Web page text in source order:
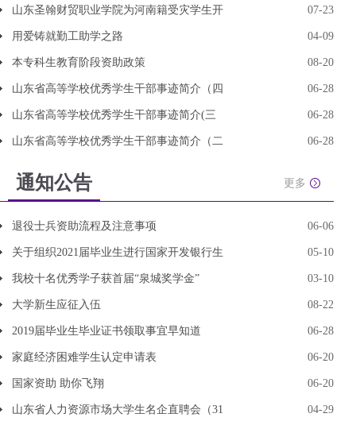
山东圣翰财贸职业学院为河南籍受灾学生开 07-23
用爱铸就勤工助学之路 04-09
本专科生教育阶段资助政策 08-20
山东省高等学校优秀学生干部事迹简介（四 06-28
山东省高等学校优秀学生干部事迹简介(三 06-28
山东省高等学校优秀学生干部事迹简介（二 06-28
通知公告 更多
退役士兵资助流程及注意事项 06-06
关于组织2021届毕业生进行国家开发银行生 05-10
我校十名优秀学子获首届“泉城奖学金” 03-10
大学新生应征入伍 08-22
2019届毕业生毕业证书领取事宜早知道 06-28
家庭经济困难学生认定申请表 06-20
国家资助 助你飞翔 06-20
山东省人力资源市场大学生名企直聘会（31 04-29